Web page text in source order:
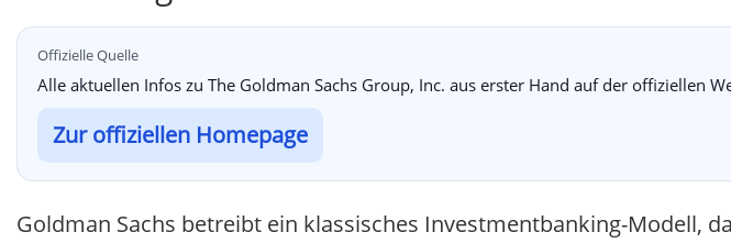
Offizielle Quelle
Alle aktuellen Infos zu The Goldman Sachs Group, Inc. aus erster Hand auf der offiziellen
Zur offiziellen Homepage
Goldman Sachs betreibt ein klassisches Investmentbanking-Modell,